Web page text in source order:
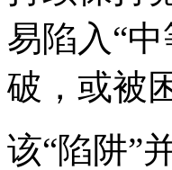
易陷入“
破，或被
该“陷阱”